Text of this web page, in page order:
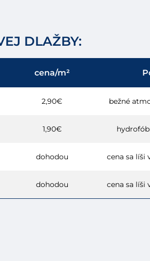
DLAŽBY:
cena/m²
2,90€ bežné
1,90€
dohodou cena sa líši
dohodou cena sa líši